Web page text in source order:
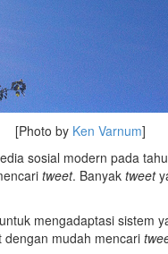
[Photo by Ken Varnum]
sosial modern pada
tweet. Banyak tweet
mengadaptasi sistem
mudah mencari